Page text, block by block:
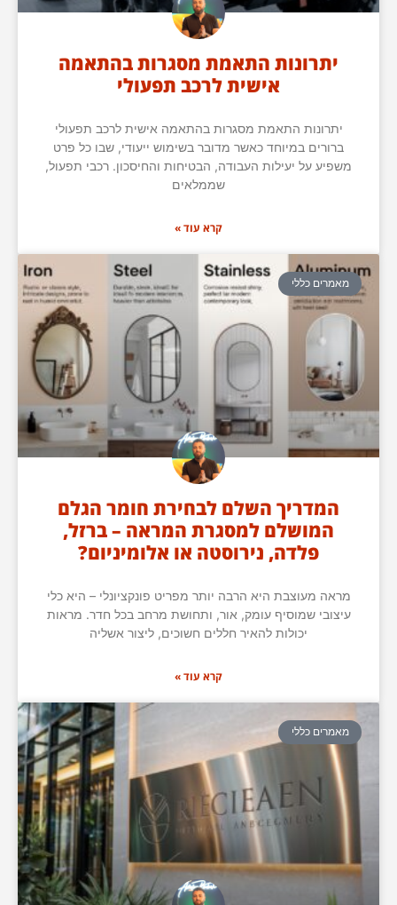
יתרונות התאמת מסגרות בהתאמה
אישית לרכב תפעולי
יתרונות התאמת מסגרות בהתאמה אישית לרכב תפעולי
ברורים במיוחד כאשר מדובר בשימוש ייעודי, שבו כל פרט
משפיע על יעילות העבודה, הבטיחות והחיסכון. רכבי תפעול,
שממלאים
קרא עוד »
מאמרים כללי
המדריך השלם לבחירת חומר הגלם
המושלם למסגרת המראה – ברזל,
פלדה, נירוסטה או אלומיניום?
מראה מעוצבת היא הרבה יותר מפריט פונקציונלי – היא כלי
עיצובי שמוסיף עומק, אור, ותחושת מרחב בכל חדר. מראות
יכולות להאיר חללים חשוכים, ליצור אשליה
קרא עוד »
מאמרים כללי